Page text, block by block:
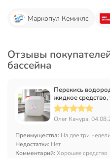
Маркопул Кемиклс
Отзывы
бассейна
Перекись
жидкое средство,
л
Олег Качура,
Преимущества: На две три
Недостатки: Нет
Комментарий: Хорошее средство